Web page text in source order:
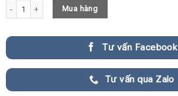
Tượng ngựa bằng đồng đế đá cẩm thạch quantity
Mua hàng
Tư vấn Facebook
Tư vấn qua Zalo